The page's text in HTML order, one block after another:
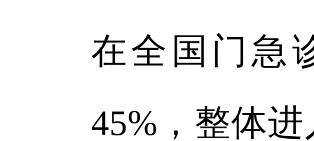
在全国门急
45%，整体